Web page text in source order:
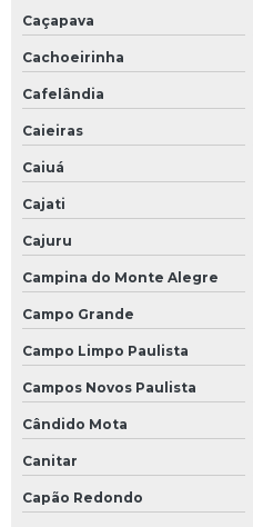
Caçapava
Cachoeirinha
Cafelândia
Caieiras
Caiuá
Cajati
Cajuru
Campina do Monte Alegre
Campo Grande
Campo Limpo Paulista
Campos Novos Paulista
Cândido Mota
Canitar
Capão Redondo